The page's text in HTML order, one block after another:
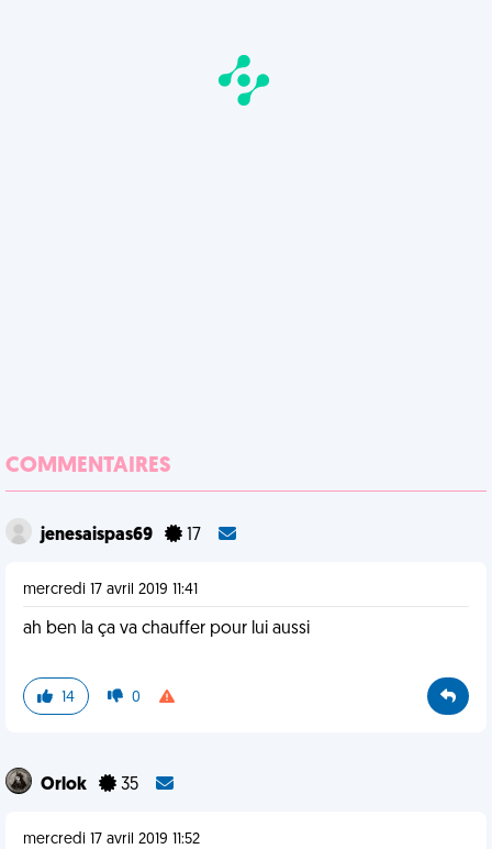
COMMENTAIRES
jenesaispas69 17
mercredi 17 avril 2019 11:41
ah ben la ça va chauffer pour lui aussi
14 0
Orlok 35
mercredi 17 avril 2019 11:52